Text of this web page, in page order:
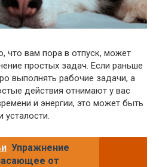
что вам пора в отпуск, может
простых задач. Если раньше
выполнять рабочие задачи, а
действия отнимают у вас
и энергии, это может быть
усталости.
Упражнение
от